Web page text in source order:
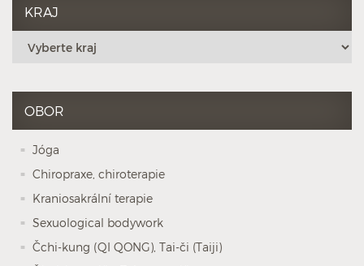
KRAJ
OBOR
Jóga
Chiropraxe, chiroterapie
Kraniosakrální terapie
Sexuological bodywork
Čchi-kung (QI QONG), Tai-či (Taiji)